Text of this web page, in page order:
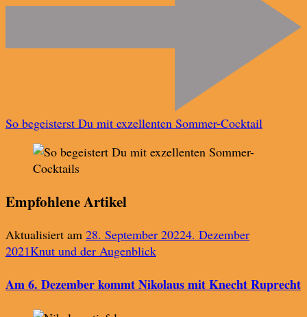
So begeisterst Du mit exzellenten Sommer-Cocktail
Empfohlene Artikel
Aktualisiert am 28. September 20224. Dezember
2021Knut und der Augenblick
Am 6. Dezember kommt Nikolaus mit Knecht Ruprecht